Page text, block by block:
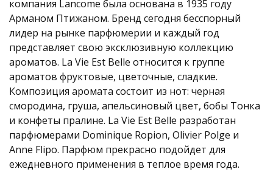
компания Lancome была основана в 1935 году
Арманом Птижаном. Бренд сегодня бесспорный
лидер на рынке парфюмерии и каждый год
представляет свою эксклюзивную коллекцию
ароматов. La Vie Est Belle относится к группе
ароматов фруктовые, цветочные, сладкие.
Композиция аромата состоит из нот: черная
смородина, груша, апельсиновый цвет, бобы Тонка
и конфеты пралине. La Vie Est Belle разработан
парфюмерами Dominique Ropion, Olivier Polge и
Anne Flipo. Парфюм прекрасно подойдет для
ежедневного применения в теплое время года.